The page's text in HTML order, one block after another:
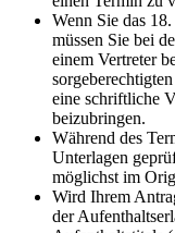
Wenn Sie das
müssen Sie bei
einem Vertreter
eine schriftliche
beizubringen.
Während des
Unterlagen
möglichst im
Wird Ihrem
der